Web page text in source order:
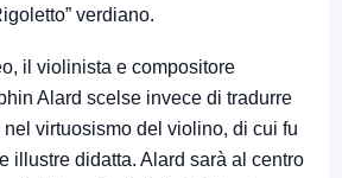
verdiano.
il violinista e compositore
Alard scelse invece di tradurre
nel virtuosismo del violino, di cui fu
illustre didatta. Alard sarà al centro